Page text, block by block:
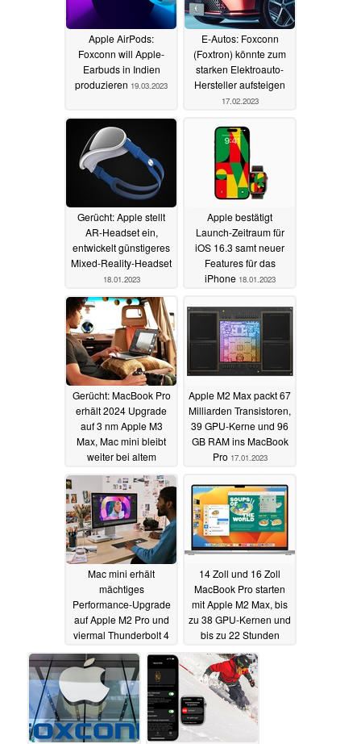
Apple AirPods:
Foxconn will Apple-
Earbuds in Indien
produzieren 19.03.2023
E-Autos: Foxconn
(Foxtron) könnte zum
starken Elektroauto-
Hersteller aufsteigen
17.02.2023
Gerücht: Apple stellt
AR-Headset ein,
entwickelt günstigeres
Mixed-Reality-Headset
18.01.2023
Apple bestätigt
Launch-Zeitraum für
iOS 16.3 samt neuer
Features für das
iPhone 18.01.2023
Gerücht: MacBook Pro
erhält 2024 Upgrade
auf 3 nm Apple M3
Max, Mac mini bleibt
weiter bei altem
Design17.01.2023
Apple M2 Max packt 67
Milliarden Transistoren,
39 GPU-Kerne und 96
GB RAM ins MacBook
Pro 17.01.2023
Mac mini erhält
mächtiges
Performance-Upgrade
auf Apple M2 Pro und
viermal Thunderbolt 4
17.01.2023
14 Zoll und 16 Zoll
MacBook Pro starten
mit Apple M2 Max, bis
zu 38 GPU-Kernen und
bis zu 22 Stunden
Laufzeit17.01.2023